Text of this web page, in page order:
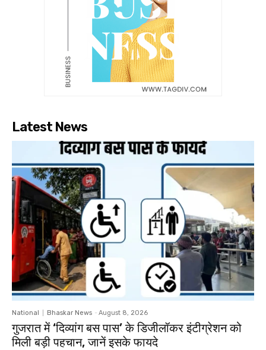
Latest News
National Bhaskar News - August 8, 2026
गुजरात में ‘दिव्यांग बस पास’ के डिजीलॉकर इंटीग्रेशन को
मिली बड़ी पहचान, जानें इसके फायदे